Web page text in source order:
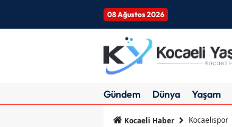
08 Ağustos 2026
Gündem Dünya Yaşam
Kocaeli Haber Kocaelispor